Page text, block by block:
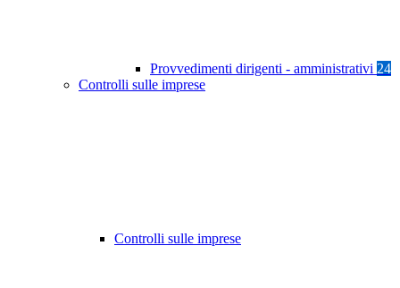
Provvedimenti dirigenti - amministrativi 24
Controlli sulle imprese
Controlli sulle imprese